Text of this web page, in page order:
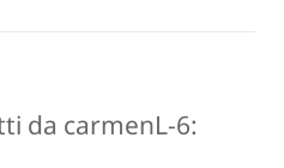
da carmenL-6: